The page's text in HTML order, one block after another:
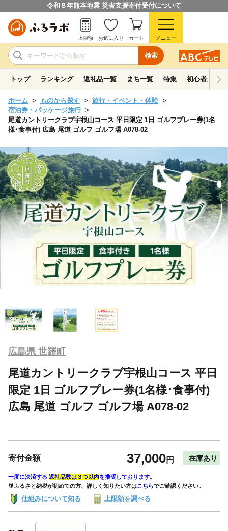
令和８年熊本地震 災害支援寄付受付について
検索
上限額 お気に入り カート メニュー
トップ ランキング 返礼品一覧 まち一覧 特集 初心者ガイド
ホーム ものから探す
旅行・イベント・体験
宿泊券・パッケージ旅行
尾道カントリークラブ宇根山コース 平日限定 1日 ゴルフプレー券(1名
様･食事付) 広島 尾道 ゴルフ ゴルフ場 A078-02
広島県 世羅町
尾道カントリークラブ宇根山コース 平日
限定 1日 ゴルフプレー券(1名様･食事付)
広島 尾道 ゴルフ ゴルフ場 A078-02
寄付金額 37,000円 在庫あり
一度に決済する 返礼品数は３つ以内を推奨しております。
🔰ふるさと納税が初めての方、詳しく知りたい方はこちらでご確認ください。
仕組みについて知る 上限額を調べる